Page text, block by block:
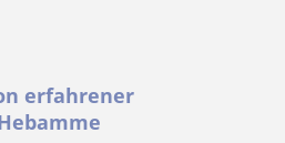
erfahrener